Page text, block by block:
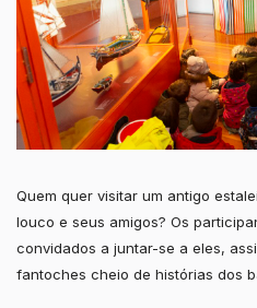
Quem quer visitar um antigo
louco e seus amigos? Os
convidados a juntar-se a eles,
fantoches cheio de histórias dos